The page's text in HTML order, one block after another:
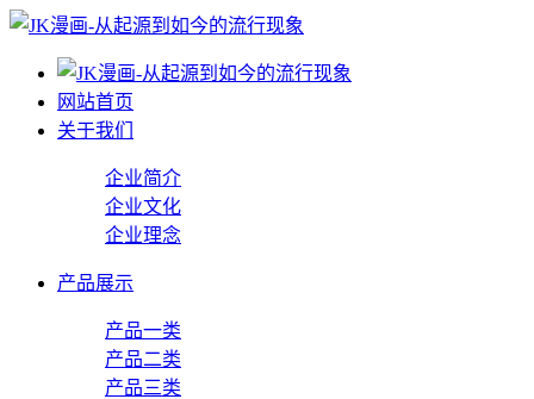
网站首页
关于我们
企业简介
企业文化
企业理念
产品展示
产品一类
产品二类
产品三类